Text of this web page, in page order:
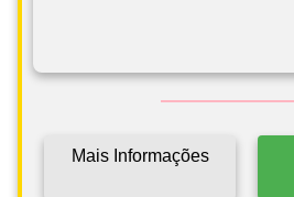
Mais Informações